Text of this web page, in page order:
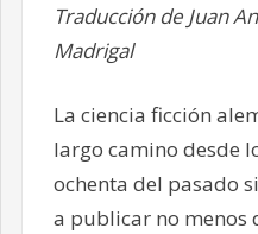
Traducción de Juan
Madrigal
La ciencia ficción
largo camino desde
ochenta del pasado
a publicar no menos